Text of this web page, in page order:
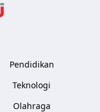
Pendidikan
Teknologi
Olahraga